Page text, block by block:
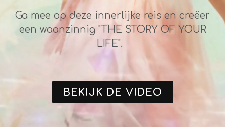
Ga mee op deze innerlijke reis en creëer
een waanzinnig "THE STORY OF YOUR
LIFE".
BEKIJK DE VIDEO